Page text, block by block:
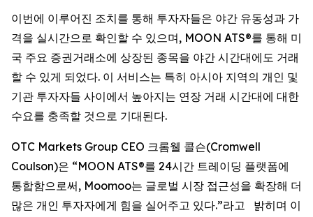
이번에 이루어진 조치를 통해 투자자들은 야간 유동성과 가
격을 실시간으로 확인할 수 있으며, MOON ATS®를 통해 미
국 주요 증권거래소에 상장된 종목을 야간 시간대에도 거래
할 수 있게 되었다. 이 서비스는 특히 아시아 지역의 개인 및
기관 투자자들 사이에서 높아지는 연장 거래 시간대에 대한
수요를 충족할 것으로 기대된다.
OTC Markets Group CEO 크롬웰 콜슨(Cromwell
Coulson)은 “MOON ATS®를 24시간 트레이딩 플랫폼에
통합함으로써, Moomoo는 글로벌 시장 접근성을 확장해 더
많은 개인 투자자에게 힘을 실어주고 있다.”라고 밝히며 이